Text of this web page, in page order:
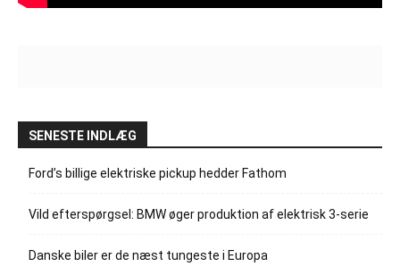
SENESTE INDLÆG
Ford’s billige elektriske pickup hedder Fathom
Vild efterspørgsel: BMW øger produktion af elektrisk 3-serie
Danske biler er de næst tungeste i Europa